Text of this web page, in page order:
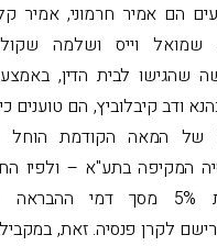
הם אמיר חרמוני, אמיר
שמואל וייס ושלמה
שהגישו לבית הדין,
ודב קיבלוביץ, הם טוענים
ה-80 של המאה הקודמת
המקיפה בתע"א – ולפיו
דמי ההבראה